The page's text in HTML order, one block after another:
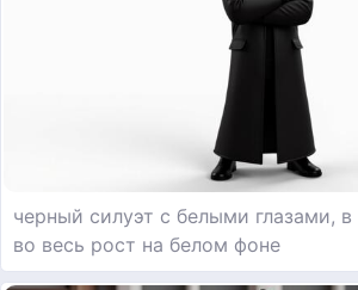
черный силуэт с белыми глазами,
во весь рост на белом фоне